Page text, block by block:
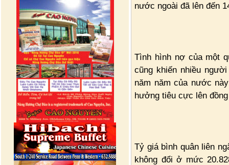
nước ngoài đã lên đến
Tình hình nợ của một
cũng khiến nhiều
năm năm của nước
hưởng tiêu cực lên
Tỷ giá bình quân liên
không đổi ở mức